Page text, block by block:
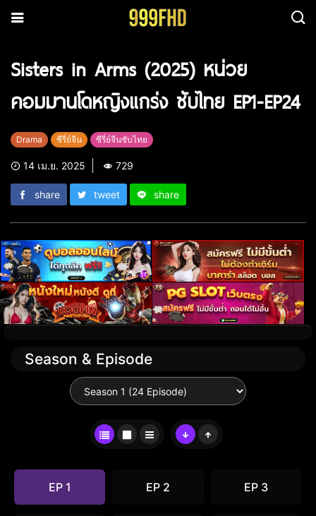
Sisters in Arms (2025) หน่วย
คอมมานโดหญิงแกร่ง ซับไทย EP1-EP24
Drama ซีรี่ย์จีน ซีรี่ย์จีนซับไทย
14 เม.ย. 2025 729
share tweet share
Season & Episode
EP 1 EP 2 EP 3